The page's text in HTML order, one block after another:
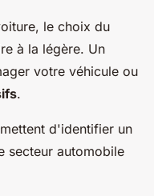
le choix du
à la légère. Un
votre véhicule ou
.
d'identifier un
secteur automobile